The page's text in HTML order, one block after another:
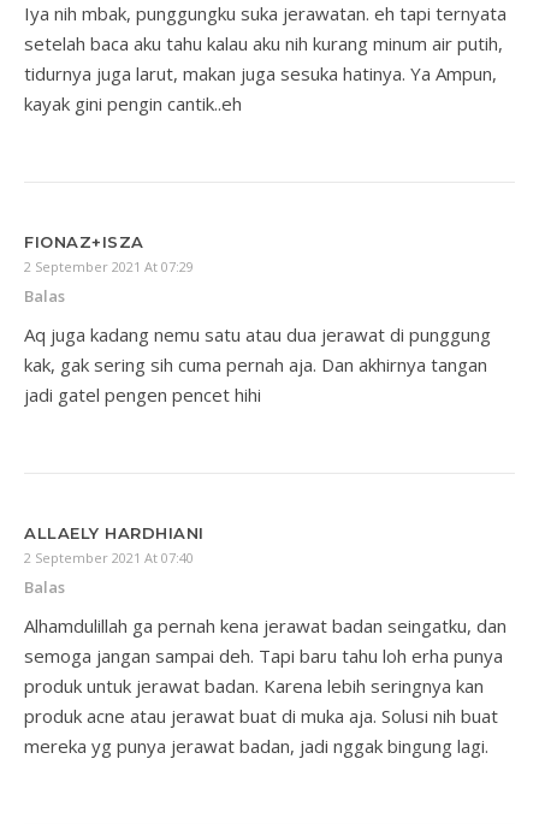
Iya nih mbak, punggungku suka jerawatan. eh tapi ternyata
setelah baca aku tahu kalau aku nih kurang minum air putih,
tidurnya juga larut, makan juga sesuka hatinya. Ya Ampun,
kayak gini pengin cantik..eh
FIONAZ+ISZA
2 September 2021 At 07:29
Balas
Aq juga kadang nemu satu atau dua jerawat di punggung
kak, gak sering sih cuma pernah aja. Dan akhirnya tangan
jadi gatel pengen pencet hihi
ALLAELY HARDHIANI
2 September 2021 At 07:40
Balas
Alhamdulillah ga pernah kena jerawat badan seingatku, dan
semoga jangan sampai deh. Tapi baru tahu loh erha punya
produk untuk jerawat badan. Karena lebih seringnya kan
produk acne atau jerawat buat di muka aja. Solusi nih buat
mereka yg punya jerawat badan, jadi nggak bingung lagi.